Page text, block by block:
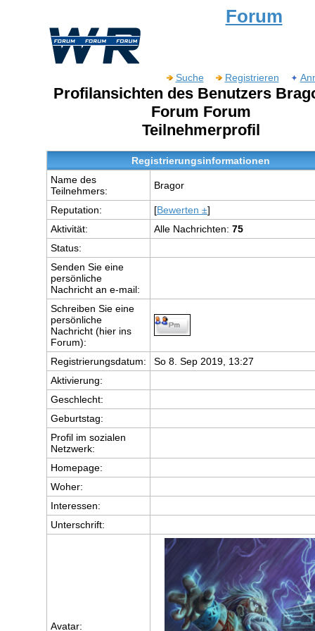
Forum
Suche Registrieren
Profilansichten des Benutzers
Forum Forum
Teilnehmerprofil
Registrierungsinformationen
Name des
Teilnehmers:
Bragor
Reputation: [Bewerten ±]
Aktivität:
Alle Nachrichten: 75
Status:
Senden Sie eine
persönliche
Nachricht an e-mail:
Schreiben Sie eine
persönliche
Nachricht (hier ins
Forum):
Registrierungsdatum:
So 8. Sep 2019, 13:27
Aktivierung:
Geschlecht:
Geburtstag:
Profil im sozialen
Netzwerk:
Homepage:
Woher:
Interessen:
Unterschrift:
Avatar: